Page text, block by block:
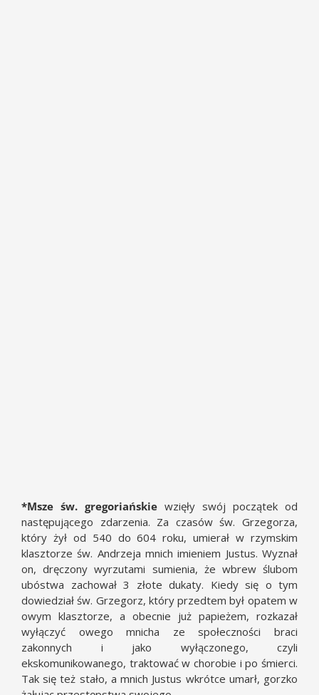
*Msze św. gregoriańskie wzięły swój początek od
następującego zdarzenia. Za czasów św. Grzegorza,
który żył od 540 do 604 roku, umierał w rzymskim
klasztorze św. Andrzeja mnich imieniem Justus. Wyznał
on, dręczony wyrzutami sumienia, że wbrew ślubom
ubóstwa zachował 3 złote dukaty. Kiedy się o tym
dowiedział św. Grzegorz, który przedtem był opatem w
owym klasztorze, a obecnie już papieżem, rozkazał
wyłączyć owego mnicha ze społeczności braci
zakonnych i jako wyłączonego, czyli
ekskomunikowanego, traktować w chorobie i po śmierci.
Tak się też stało, a mnich Justus wkrótce umarł, gorzko